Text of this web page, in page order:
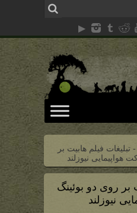
- تبلیغات فیلم هابیت بر
بر روی دو بوئینگ